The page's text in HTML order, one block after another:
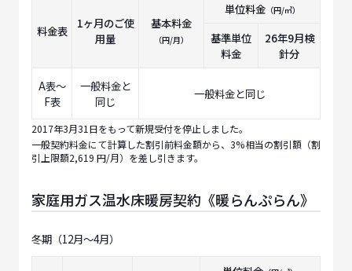
料金表
1ヶ月のご使
用量
基本料金
（円/月）
単位料金（円/㎥）
基準単位
料金
26年9月検
針分
A表～
F表
一般料金と
同じ
一般料金と同じ
2017年3月31日をもって新規受付を停止しました。
一般契約料金にて計算した割引前料金額から、3%相当の割引額（割
引上限額2,619 円/月）を差し引きます。
家庭用ガス温水床暖房契約《暖らんぷらん》
冬期（12月～4月）